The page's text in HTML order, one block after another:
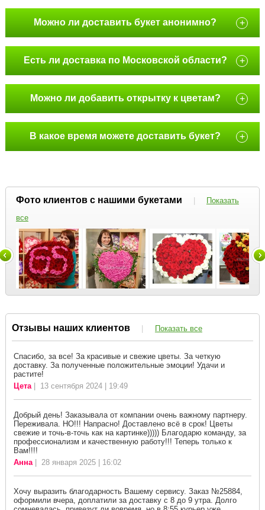
Можно ли доставить букет анонимно? +
Есть ли доставка по Московской области? +
Можно ли добавить открытку к цветам? +
В какое время можете доставить букет? +
Фото клиентов с нашими букетами |
Показать
все
Отзывы наших клиентов | Показать все
Спасибо, за все! За красивые и свежие цветы. За четкую
доставку. За полученные положительные эмоции! Удачи и
растите!
Цета| 13 сентября 2024 | 19:49
Добрый день! Заказывала от компании очень важному партнеру.
Переживала. НО!!! Напрасно! Доставлено всё в срок! Цветы
свежие и точь-в-точь как на картинке))))) Благодарю команду, за
профессионализм и качественную работу!!! Теперь только к
Вам!!!!
Анна| 28 января 2025 | 16:02
Хочу выразить благодарность Вашему сервису. Заказ №25884,
оформили вчера, доплатили за доставку с 8 до 9 утра. Долго